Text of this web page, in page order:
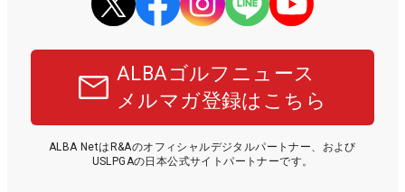
ALBAゴルフニュース
メルマガ登録はこちら
ALBA NetはR&Aのオフィシャルデジタルパートナー、および
USLPGAの日本公式サイトパートナーです。